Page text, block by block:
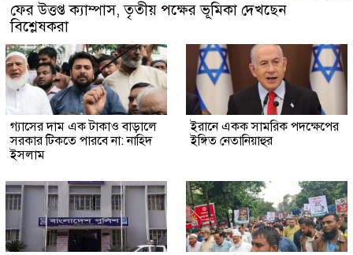
ফের উত্তপ্ত ক্যাম্পাস, তৃতীয় পক্ষের ভূমিকা দেখছেন
বিশ্লেষকরা
গ্যাসের দাম এক টাকাও বাড়ালে
সরকার টিকতে পারবে না: নাহিদ
ইসলাম
ইরানে একক সামরিক পদক্ষেপের
ইঙ্গিত নেতানিয়াহুর